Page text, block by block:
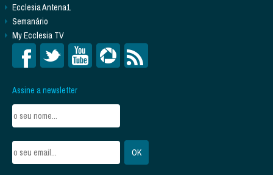
Ecclesia Antena1
Semanário
My Ecclesia TV
Assine a newsletter